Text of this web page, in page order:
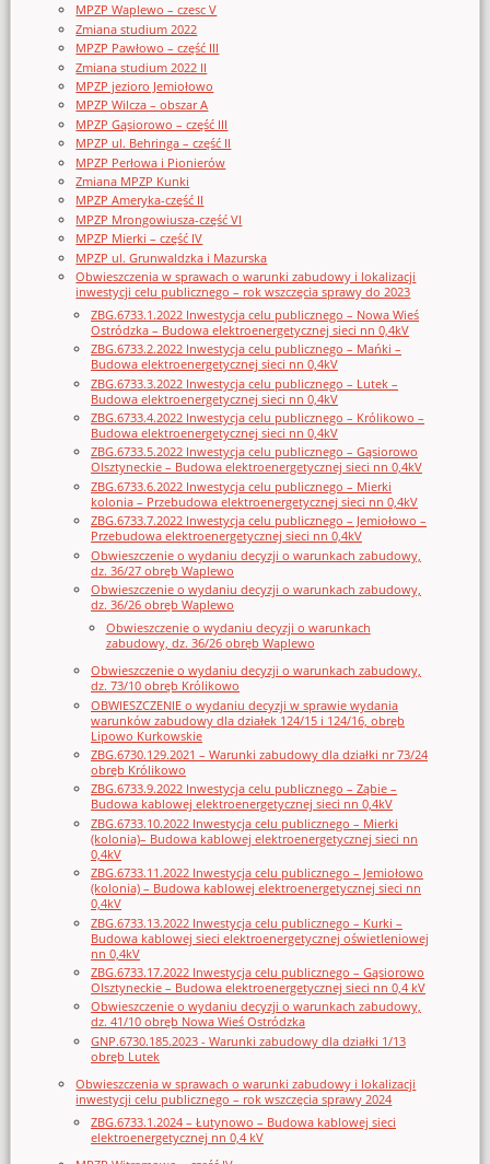
MPZP Waplewo – czesc V
Zmiana studium 2022
MPZP Pawłowo – część III
Zmiana studium 2022 II
MPZP jezioro Jemiołowo
MPZP Wilcza – obszar A
MPZP Gąsiorowo – część III
MPZP ul. Behringa – część II
MPZP Perłowa i Pionierów
Zmiana MPZP Kunki
MPZP Ameryka-część II
MPZP Mrongowiusza-część VI
MPZP Mierki – część IV
MPZP ul. Grunwaldzka i Mazurska
Obwieszczenia w sprawach o warunki zabudowy i lokalizacji
inwestycji celu publicznego – rok wszczęcia sprawy do 2023
ZBG.6733.1.2022 Inwestycja celu publicznego – Nowa Wieś
Ostródzka – Budowa elektroenergetycznej sieci nn 0,4kV
ZBG.6733.2.2022 Inwestycja celu publicznego – Mańki –
Budowa elektroenergetycznej sieci nn 0,4kV
ZBG.6733.3.2022 Inwestycja celu publicznego – Lutek –
Budowa elektroenergetycznej sieci nn 0,4kV
ZBG.6733.4.2022 Inwestycja celu publicznego – Królikowo –
Budowa elektroenergetycznej sieci nn 0,4kV
ZBG.6733.5.2022 Inwestycja celu publicznego – Gąsiorowo
Olsztyneckie – Budowa elektroenergetycznej sieci nn 0,4kV
ZBG.6733.6.2022 Inwestycja celu publicznego – Mierki
kolonia – Przebudowa elektroenergetycznej sieci nn 0,4kV
ZBG.6733.7.2022 Inwestycja celu publicznego – Jemiołowo –
Przebudowa elektroenergetycznej sieci nn 0,4kV
Obwieszczenie o wydaniu decyzji o warunkach zabudowy,
dz. 36/27 obręb Waplewo
Obwieszczenie o wydaniu decyzji o warunkach zabudowy,
dz. 36/26 obręb Waplewo
Obwieszczenie o wydaniu decyzji o warunkach
zabudowy, dz. 36/26 obręb Waplewo
Obwieszczenie o wydaniu decyzji o warunkach zabudowy,
dz. 73/10 obręb Królikowo
OBWIESZCZENIE o wydaniu decyzji w sprawie wydania
warunków zabudowy dla działek 124/15 i 124/16, obręb
Lipowo Kurkowskie
ZBG.6730.129.2021 – Warunki zabudowy dla działki nr 73/24
obręb Królikowo
ZBG.6733.9.2022 Inwestycja celu publicznego – Ząbie –
Budowa kablowej elektroenergetycznej sieci nn 0,4kV
ZBG.6733.10.2022 Inwestycja celu publicznego – Mierki
(kolonia)– Budowa kablowej elektroenergetycznej sieci nn
0,4kV
ZBG.6733.11.2022 Inwestycja celu publicznego – Jemiołowo
(kolonia) – Budowa kablowej elektroenergetycznej sieci nn
0,4kV
ZBG.6733.13.2022 Inwestycja celu publicznego – Kurki –
Budowa kablowej sieci elektroenergetycznej oświetleniowej
nn 0,4kV
ZBG.6733.17.2022 Inwestycja celu publicznego – Gąsiorowo
Olsztyneckie – Budowa elektroenergetycznej sieci nn 0,4 kV
Obwieszczenie o wydaniu decyzji o warunkach zabudowy,
dz. 41/10 obręb Nowa Wieś Ostródzka
GNP.6730.185.2023 - Warunki zabudowy dla działki 1/13
obręb Lutek
Obwieszczenia w sprawach o warunki zabudowy i lokalizacji
inwestycji celu publicznego – rok wszczęcia sprawy 2024
ZBG.6733.1.2024 – Łutynowo – Budowa kablowej sieci
elektroenergetycznej nn 0,4 kV